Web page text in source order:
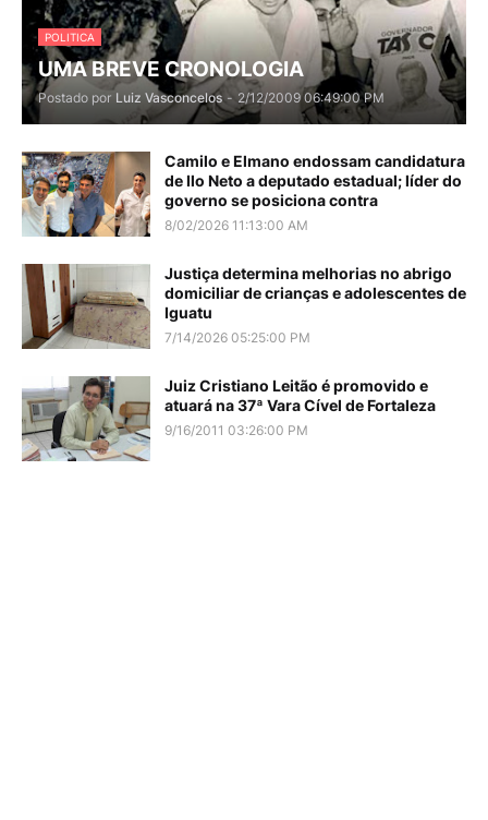
POLITICA
UMA BREVE CRONOLOGIA
Postado por Luiz Vasconcelos - 2/12/2009 06:49:00 PM
Camilo e Elmano endossam candidatura
de Ilo Neto a deputado estadual; líder do
governo se posiciona contra
8/02/2026 11:13:00 AM
Justiça determina melhorias no abrigo
domiciliar de crianças e adolescentes de
Iguatu
7/14/2026 05:25:00 PM
Juiz Cristiano Leitão é promovido e
atuará na 37ª Vara Cível de Fortaleza
9/16/2011 03:26:00 PM